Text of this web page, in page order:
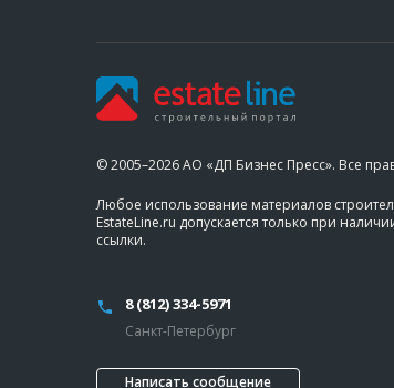
© 2005–2026 АО «ДП Бизнес Пресс». Все
Любое использование материалов
EstateLine.ru допускается только при
ссылки.
8 (812) 334-5971
Санкт-Петербург
Написать сообщение